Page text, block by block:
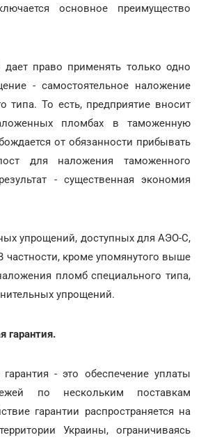
основное преимущество
право применять только одно
- самостоятельное наложение
типа. То есть, предприятие вносит
пломбах в таможенную
от обязанности прибывать
для наложения таможенного
- существенная экономия
упрощений, доступных для АЭО-С,
частности, кроме упомянутого выше
пломб специального типа,
упрощений.
гарантия.
- это обеспечение уплаты
по нескольким поставкам
гарантии распространяется на
Украины, ограничиваясь